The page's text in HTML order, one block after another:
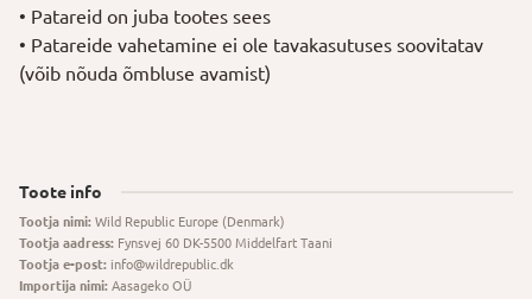
• Patareid on juba tootes sees
• Patareide vahetamine ei ole tavakasutuses soovitatav
(võib nõuda õmbluse avamist)
Toote info
Tootja nimi: Wild Republic Europe (Denmark)
Tootja aadress: Fynsvej 60 DK-5500 Middelfart Taani
Tootja e-post: info@wildrepublic.dk
Importija nimi: Aasageko OÜ